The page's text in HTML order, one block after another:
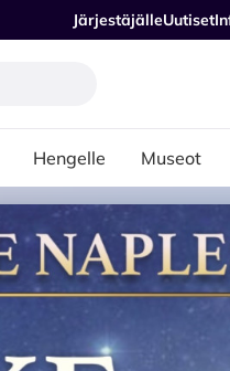
JärjestäjälleUutiset
Hengelle Museot